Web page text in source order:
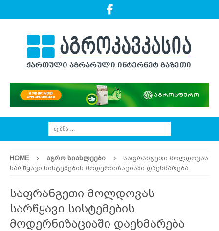
HOME ᲐᲒᲠᲝ ᲡᲘᲐᲮᲚᲔᲔᲑᲘ
საფრანგეთი მოლდოვას
სარწყავი სისტემების მოდერნიზაციაში დაეხმარება
საფრანგეთი მოლდოვას
სარწყავი სისტემების
მოდერნიზაციაში დაეხმარება